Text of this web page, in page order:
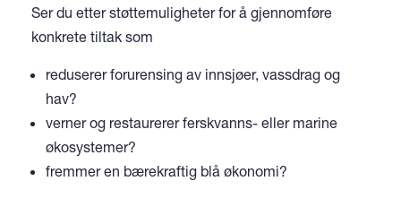
Ser du etter støttemuligheter for å gjennomføre
konkrete tiltak som
reduserer forurensing av innsjøer, vassdrag og
hav?
verner og restaurerer ferskvanns- eller marine
økosystemer?
fremmer en bærekraftig blå økonomi?